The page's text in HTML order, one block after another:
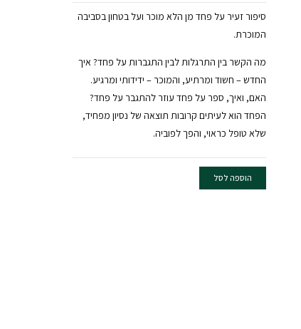
סיפור זעיר על פחד מן הלא מוכר ועל בטחון בסביבה
המוכרת.
מה הקשר בין התרגלות לבין התגברות על פחד? איך
החדש – חשוד ומרתיע, והמוכר – ידידותי ומרגיע.
האם, ואיך, ספר על פחד עוזר להתגבר על פחד?
הפחד הוא לעיתים קרובות תוצאה של נסיון מפחיד,
שלא טופל כראוי, והפך לפוביה.
הוספה לסל